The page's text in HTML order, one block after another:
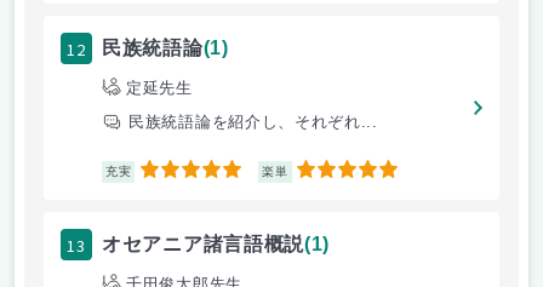
12 民族統語論(1)
定延先生
民族統語論を紹介し、それぞれ...
充実 5 楽単 5
13 オセアニア諸言語概説(1)